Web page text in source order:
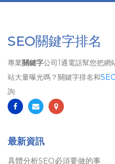
SEO關鍵字排名
專業關鍵字公司1通電話幫您把網
站大量曝光嗎？關鍵字排名和
詢
最新資訊
具體分析SEO必須要做的事